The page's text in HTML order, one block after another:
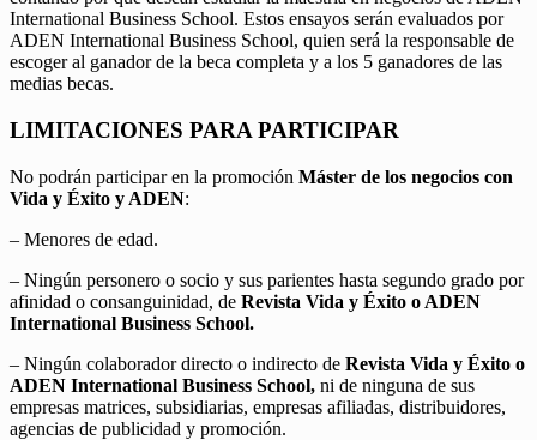
International Business School. Estos ensayos serán evaluados por
ADEN International Business School, quien será la responsable de
escoger al ganador de la beca completa y a los 5 ganadores de las
medias becas.
LIMITACIONES PARA PARTICIPAR
No podrán participar en la promoción Máster de los negocios con
Vida y Éxito y ADEN:
– Menores de edad.
– Ningún personero o socio y sus parientes hasta segundo grado por
afinidad o consanguinidad, de Revista Vida y Éxito o ADEN
International Business School.
– Ningún colaborador directo o indirecto de Revista Vida y Éxito o
ADEN International Business School, ni de ninguna de sus
empresas matrices, subsidiarias, empresas afiliadas, distribuidores,
agencias de publicidad y promoción.